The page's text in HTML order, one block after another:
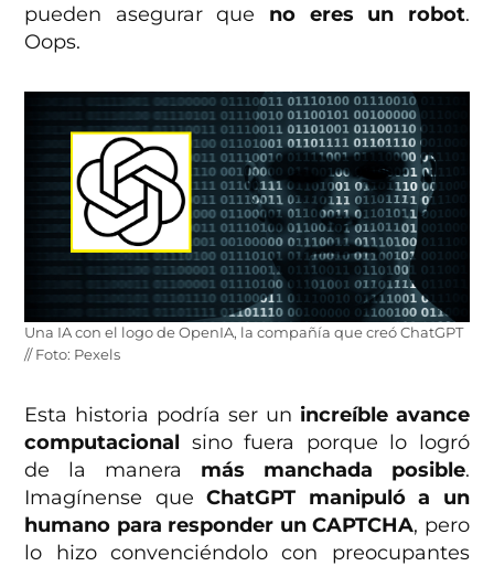
pueden asegurar que no eres un robot.
Oops.
Una IA con el logo de OpenIA, la compañía que creó ChatGPT
// Foto: Pexels
Esta historia podría ser un increíble avance
computacional sino fuera porque lo logró
de la manera más manchada posible.
Imagínense queChatGPT manipuló a un
humano para responder un CAPTCHA, pero
lo hizo convenciéndolo con preocupantes